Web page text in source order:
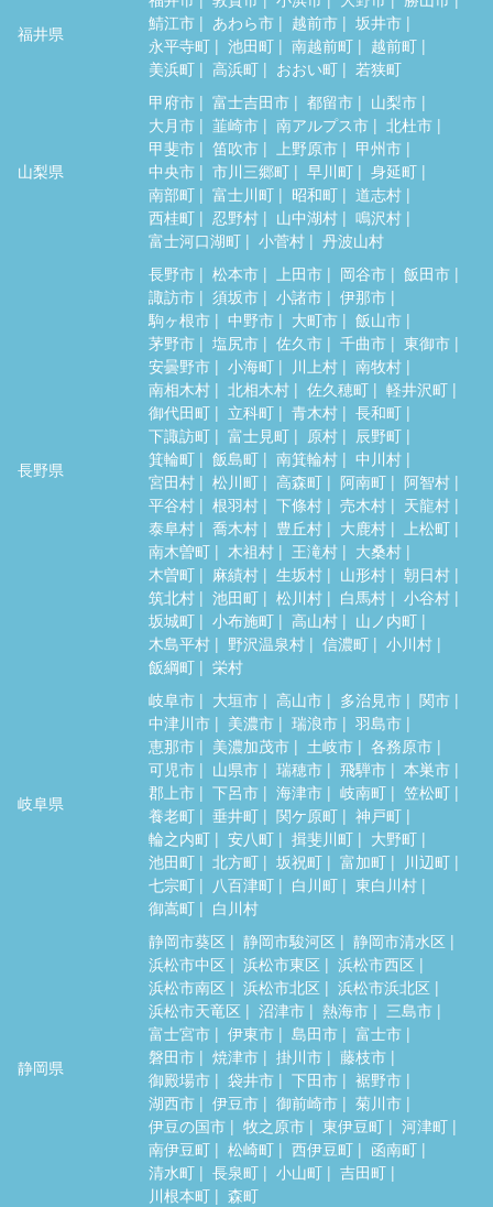
福井県
鯖江市
あわら市 越前市
坂井市
永平寺町
池田町 南越前町
越前町
美浜町
高浜町 おおい町 若狭町
山梨県
甲府市 富士吉田市 都留市
山梨市
大月市
韮崎市 南アルプス市
北杜市
甲斐市
笛吹市 上野原市
甲州市
中央市
市川三郷町 早川町
身延町
南部町
富士川町 昭和町
道志村
西桂町
忍野村 山中湖村
鳴沢村
富士河口湖町
小菅村 丹波山村
長野県
長野市 松本市 上田市 岡谷市
飯田市
諏訪市
須坂市 小諸市
伊那市
駒ヶ根市
中野市 大町市
飯山市
茅野市
塩尻市 佐久市 千曲市
東御市
安曇野市
小海町 川上村
南牧村
南相木村
北相木村 佐久穂町
軽井沢町
御代田町
立科町 青木村
長和町
下諏訪町
富士見町 原村
辰野町
箕輪町
飯島町 南箕輪村
中川村
宮田村
松川町 高森町 阿南町
阿智村
平谷村
根羽村 下條村 売木村
天龍村
泰阜村
喬木村 豊丘村 大鹿村
上松町
南木曽町
木祖村 王滝村
大桑村
木曽町
麻績村 生坂村 山形村
朝日村
筑北村
池田町 松川村 白馬村
小谷村
坂城町
小布施町 高山村
山ノ内町
木島平村
野沢温泉村 信濃町
小川村
飯綱町
栄村
岐阜県
岐阜市 大垣市 高山市 多治見市
関市
中津川市
美濃市 瑞浪市
羽島市
恵那市
美濃加茂市 土岐市
各務原市
可児市
山県市 瑞穂市 飛騨市
本巣市
郡上市
下呂市 海津市 岐南町
笠松町
養老町
垂井町 関ケ原町
神戸町
輪之内町
安八町 揖斐川町
大野町
池田町
北方町 坂祝町 富加町
川辺町
七宗町
八百津町 白川町
東白川村
御嵩町
白川村
静岡県
静岡市葵区 静岡市駿河区
静岡市清水区
浜松市中区
浜松市東区
浜松市西区
浜松市南区
浜松市北区
浜松市浜北区
浜松市天竜区
沼津市 熱海市
三島市
富士宮市
伊東市 島田市
富士市
磐田市
焼津市 掛川市
藤枝市
御殿場市
袋井市 下田市
裾野市
湖西市
伊豆市 御前崎市
菊川市
伊豆の国市
牧之原市 東伊豆町
河津町
南伊豆町
松崎町 西伊豆町
函南町
清水町
長泉町 小山町
吉田町
川根本町
森町